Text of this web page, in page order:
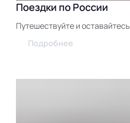
Поездки по России
Путешествуйте и
Подробнее